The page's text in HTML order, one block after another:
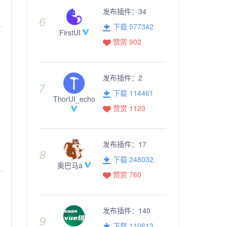
FirstUI
发布插件： 34
下载 577342
赞赏 902
ThorUI_echo
发布插件： 2
下载 114461
赞赏 1123
奥巴马a
发布插件： 17
下载 248032
赞赏 760
发布插件： 140